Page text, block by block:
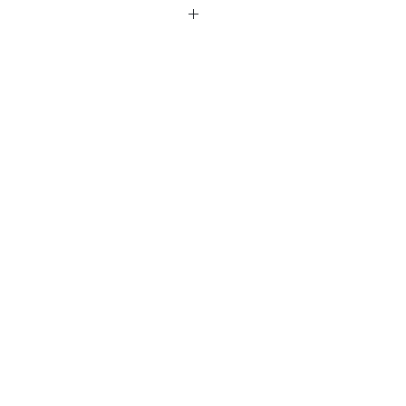
raison, le produit ne convient
d'un retour, votre article doit
Colissimo partout en France